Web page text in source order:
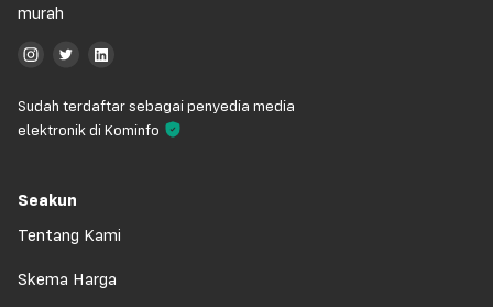
murah
Sudah terdaftar sebagai penyedia media
elektronik di Kominfo
Seakun
Tentang Kami
Skema Harga